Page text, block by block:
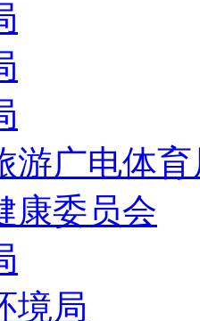
游广电体育
康委员会
境局